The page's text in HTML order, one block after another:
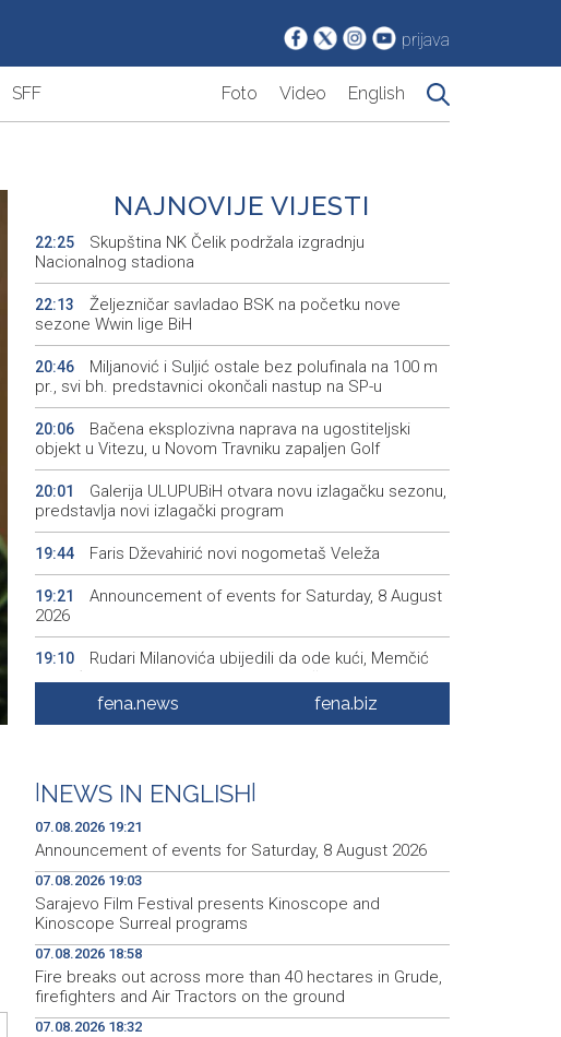
prijava
SFF Foto Video English
NAJNOVIJE VIJESTI
22:25
Skupština NK Čelik podržala izgradnju
Nacionalnog stadiona
22:13
Željezničar savladao BSK na početku nove
sezone Wwin lige BiH
20:46
Miljanović i Suljić ostale bez polufinala na 100 m
pr., svi bh. predstavnici okončali nastup na SP-u
20:06
Bačena eksplozivna naprava na ugostiteljski
objekt u Vitezu, u Novom Travniku zapaljen Golf
20:01
Galerija ULUPUBiH otvara novu izlagačku sezonu,
predstavlja novi izlagački program
19:44 Faris Dževahirić novi nogometaš Veleža
19:21
Announcement of events for Saturday, 8 August
2026
19:10
Rudari Milanovića ubijedili da ode kući, Memčić
se već ponovo vratio u jamu 'Raspotočje'
Sarajevo Film Festival presents Kinoscope and
19:00 Najave događaja za 8. 8. 2026. godine (subota)
fena.news fena.biz
NEWS IN ENGLISH
07.08.2026 19:21
Announcement of events for Saturday, 8 August 2026
07.08.2026 19:03
Sarajevo Film Festival presents Kinoscope and
Kinoscope Surreal programs
07.08.2026 18:58
Fire breaks out across more than 40 hectares in Grude,
firefighters and Air Tractors on the ground
07.08.2026 18:32